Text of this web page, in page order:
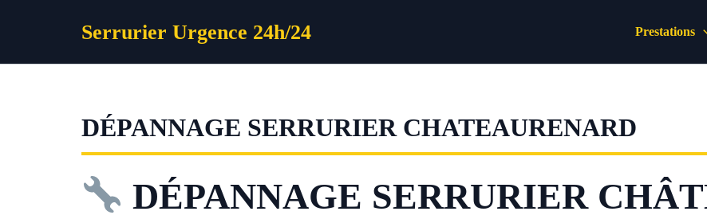
Serrurier Urgence 24h/24 Prestations
DÉPANNAGE SERRURIER CHATEAURENARD
DÉPANNAGE SERRURIER